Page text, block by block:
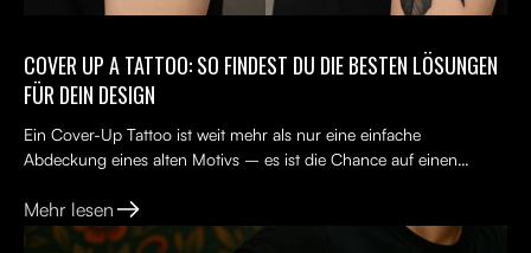
COVER UP A TATTOO: SO FINDEST DU DIE BESTEN LÖSUNGEN
FÜR DEIN DESIGN
Ein Cover-Up Tattoo ist weit mehr als nur eine einfache
Abdeckung eines alten Motivs – es ist die Chance auf einen
Mehr lesen